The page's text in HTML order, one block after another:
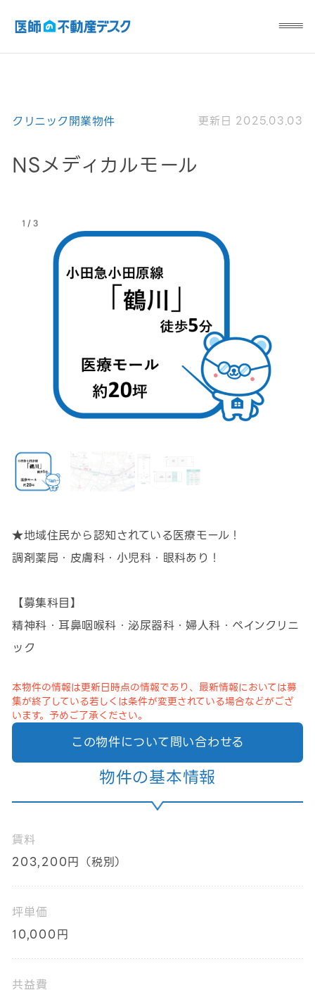
クリニック開業物件
NSメディカルモール
更新日 2025.03.03
1 / 3
★地域住民から認知されている医療モール！
調剤薬局・皮膚科・小児科・眼科あり！
【募集科目】
精神科・耳鼻咽喉科・泌尿器科・婦人科・ペインクリニ
ック
本物件の情報は更新日時点の情報であり、最新情報においては募
集が終了している若しくは条件が変更されている場合などがござ
います。予めご了承ください。
この物件について問い合わせる
物件の基本情報
賃料
203,200円（税別）
坪単価
10,000円
共益費